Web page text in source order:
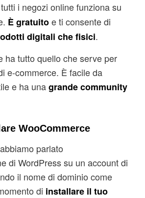
i negozi online funziona su
È gratuitoe ti consente di
digitali che fisici.
ha tutto quello che serve per
e-commerce. È facile da
e ha unagrande community
WooCommerce
parlato
di WordPress su un account di
il nome di dominio come
di installare il tuo